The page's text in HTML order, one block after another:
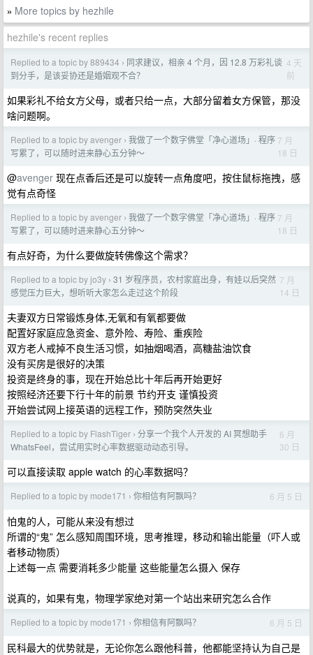
» More topics by hezhile
hezhile's recent replies
Replied to a topic by 889434 › 同求建议，相亲 4 个月，因 12.8 万彩礼谈
到分手，是该妥协还是婚姻观不合？
4 天
前
如果彩礼不给女方父母，或者只给一点，大部分留着女方保管，那没
啥问题啊。
Replied to a topic by avenger › 我做了一个数字佛堂「净心道场」· 程序
写累了，可以随时进来静心五分钟～
7 月
18 日
@avenger 现在点香后还是可以旋转一点角度吧，按住鼠标拖拽，感
觉有点奇怪
Replied to a topic by avenger › 我做了一个数字佛堂「净心道场」· 程序
写累了，可以随时进来静心五分钟～
7 月
18 日
有点好奇，为什么要做旋转佛像这个需求？
Replied to a topic by jo3y › 31 岁程序员，农村家庭出身，有娃以后突然
感觉压力巨大，想听听大家怎么走过这个阶段
7 月
14 日
夫妻双方日常锻炼身体,无氧和有氧都要做
配置好家庭应急资金、意外险、寿险、重疾险
双方老人戒掉不良生活习惯，如抽烟喝酒，高糖盐油饮食
没有买房是很好的决策
投资是终身的事，现在开始总比十年后再开始更好
按照经济还要下行十年的前景 节约开支 谨慎投资
开始尝试网上接英语的远程工作，预防突然失业
Replied to a topic by FlashTiger › 分享一个我个人开发的 AI 冥想助手
WhatsFeel，尝试用实时心率数据驱动动态引导。
6 月
30 日
可以直接读取 apple watch 的心率数据吗？
Replied to a topic by mode171 › 你相信有阿飘吗？ 6 月 5 日
怕鬼的人，可能从来没有想过
所谓的“鬼” 怎么感知周围环境，思考推理，移动和输出能量（吓人或
者移动物质）
上述每一点 需要消耗多少能量 这些能量怎么摄入 保存
说真的，如果有鬼，物理学家绝对第一个站出来研究怎么合作
Replied to a topic by mode171 › 你相信有阿飘吗？ 6 月 5 日
民科最大的优势就是，无论你怎么跟他科普，他都能坚持认为自己是